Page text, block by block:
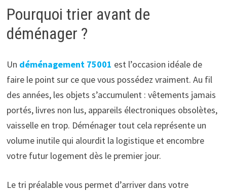
Pourquoi trier avant de
déménager ?
Un déménagement 75001 est l’occasion idéale de
faire le point sur ce que vous possédez vraiment. Au fil
des années, les objets s’accumulent : vêtements jamais
portés, livres non lus, appareils électroniques obsolètes,
vaisselle en trop. Déménager tout cela représente un
volume inutile qui alourdit la logistique et encombre
votre futur logement dès le premier jour.
Le tri préalable vous permet d’arriver dans votre